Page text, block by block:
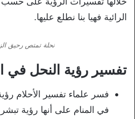
الرائية فهيا بنا نطلع عليها.
نحلة تمتص رحيق
تفسير رؤية النحل في
فسر علماء تفسير الأحلام رؤية
في المنام على أنها رؤية